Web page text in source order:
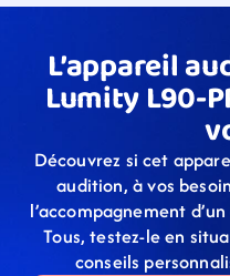
L’appareil
Lumity L90-
Découvrez si cet
audition, à vos
l’accompagnement
Tous, testez-le en
conseils